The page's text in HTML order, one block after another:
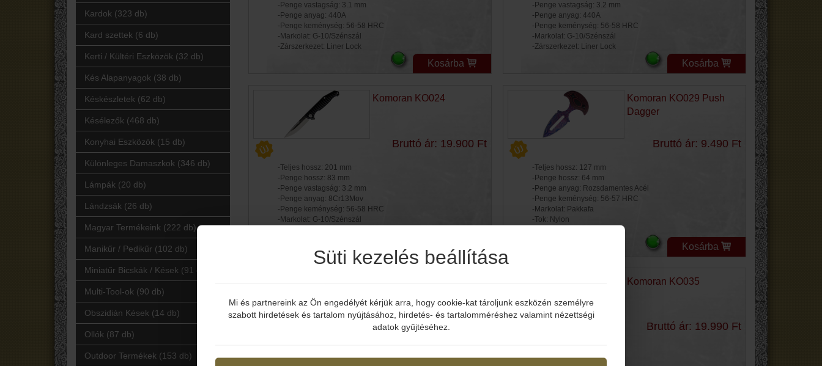
Kardok (323 db)
Kard szettek (6 db)
Kerti / Kültéri Eszközök (32 db)
Kés Alapanyagok (38 db)
Késkészletek (62 db)
Késélezők (468 db)
Konyhai Eszközök (15 db)
Különleges Damaszkok (346 db)
Lámpák (20 db)
Lándzsák (26 db)
Magyar Termékeink (222 db)
Manikűr / Pedikűr (102 db)
Miniatűr Bicskák / Kések (91 db)
Multi-Tool-ok (90 db)
Obszidián Kések (14 db)
Ollók (87 db)
Outdoor Termékek (153 db)
-Penge vastagság: 3.1 mm
-Penge anyag: 440A
-Penge keménység: 56-58 HRC
-Markolat: G-10/Szénszál
-Zárszerkezet: Liner Lock
Kosárba
-Penge vastagság: 3.2 mm
-Penge anyag: 440A
-Penge keménység: 56-58 HRC
-Markolat: G-10/Szénszál
-Zárszerkezet: Liner Lock
Kosárba
Komoran KO024
Bruttó ár: 19.900 Ft
-Teljes hossz: 201 mm
-Penge hossz: 83 mm
-Penge vastagság: 3.2 mm
-Penge anyag: 8Cr13Mov
-Penge keménység: 56-58 HRC
-Markolat: G-10/Szénszál
Komoran KO029 Push
Dagger
Bruttó ár: 9.490 Ft
-Teljes hossz: 127 mm
-Penge hossz: 64 mm
-Penge anyag: Rozsdamentes Acél
-Penge keménység: 56-57 HRC
-Markolat: Pakkafa
-Tok: Nylon
Kosárba
Bruttó ár: 14.590 Ft
-Penge hossz: 54 mm
Komoran KO035
Bruttó ár: 19.990 Ft
-Penge hossz: 95 mm
Elmúltál már 18 éves?
Süti kezelés beállítása
Mi és partnereink az Ön engedélyét kérjük arra, hogy cookie-kat tároljunk eszközén személyre
szabott hirdetések és tartalom nyújtásához, hirdetés- és tartalomméréshez valamint nézettségi
adatok gyűjtéséhez.